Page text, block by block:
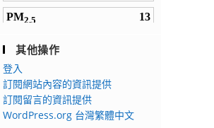
其他操作
登入
訂閱網站內容的資訊提供
訂閱留言的資訊提供
WordPress.org 台灣繁體中文